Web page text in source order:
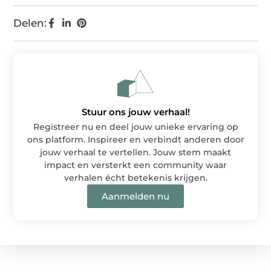
Delen:
Stuur ons jouw verhaal!
Registreer nu en deel jouw unieke ervaring op
ons platform. Inspireer en verbindt anderen door
jouw verhaal te vertellen. Jouw stem maakt
impact en versterkt een community waar
verhalen écht betekenis krijgen.
Aanmelden nu